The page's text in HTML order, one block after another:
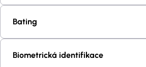
Bating
Biometrická identifikace